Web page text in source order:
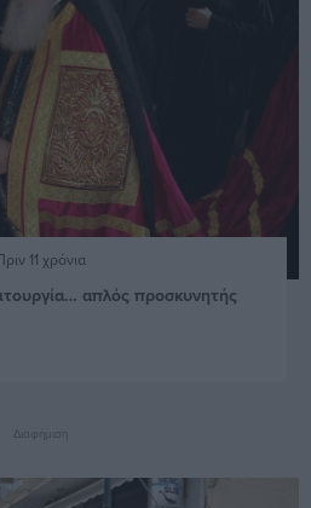
11 χρόνια
απλός προσκυνητής
Διαφήμιση